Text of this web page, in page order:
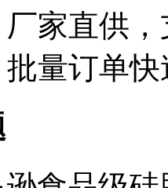
家直供
量订单